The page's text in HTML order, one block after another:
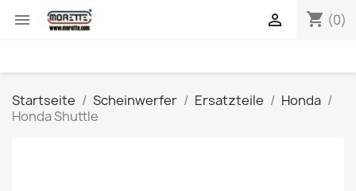
 shopping_cart (0)

Startseite Scheinwerfer Ersatzteile
Honda
Honda Shuttle